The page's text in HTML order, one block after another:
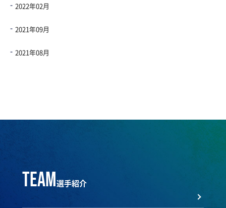
2022年02月
2021年09月
2021年08月
team選手紹介